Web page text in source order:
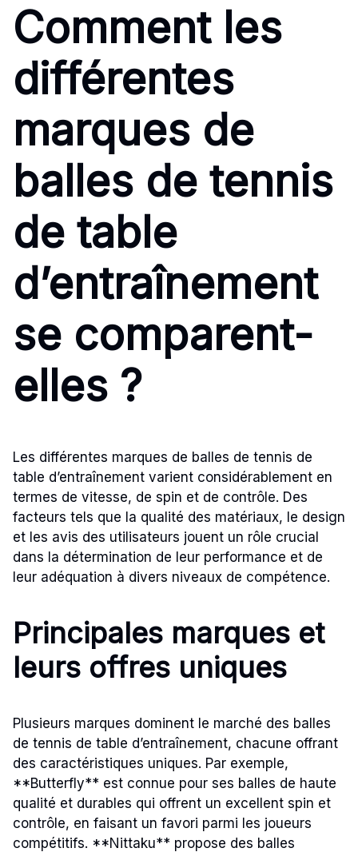
Comment les
différentes
marques de
balles de tennis
de table
d’entraînement
se comparent-
elles ?
Les différentes marques de balles de tennis de
table d’entraînement varient considérablement en
termes de vitesse, de spin et de contrôle. Des
facteurs tels que la qualité des matériaux, le design
et les avis des utilisateurs jouent un rôle crucial
dans la détermination de leur performance et de
leur adéquation à divers niveaux de compétence.
Principales marques et
leurs offres uniques
Plusieurs marques dominent le marché des balles
de tennis de table d’entraînement, chacune offrant
des caractéristiques uniques. Par exemple,
**Butterfly** est connue pour ses balles de haute
qualité et durables qui offrent un excellent spin et
contrôle, en faisant un favori parmi les joueurs
compétitifs. **Nittaku** propose des balles